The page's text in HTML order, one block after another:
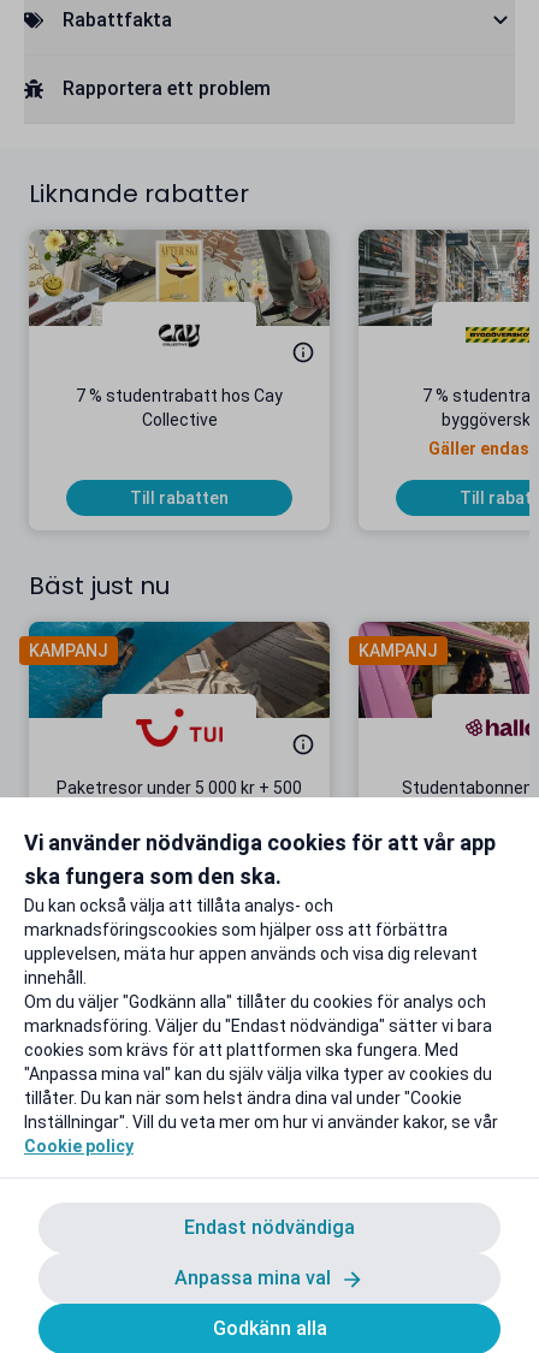
Rabattfakta
Rapportera ett problem
Liknande rabatter
7 % studentrabatt hos Cay
Collective
Till rabatten
7 %
Gäller
Till
Bäst just nu
KAMPANJ
Paketresor under 5 000 kr + 500
Gäller även på redan prissänkta
Till rabatten
KAMPANJ
+ 20 GB
Vi använder nödvändiga cookies för att vår app
ska fungera som den ska.
Du kan också välja att tillåta analys- och
marknadsföringscookies som hjälper oss att förbättra
upplevelsen, mäta hur appen används och visa dig relevant
innehåll.
Om du väljer "Godkänn alla" tillåter du cookies för analys och
marknadsföring. Väljer du "Endast nödvändiga" sätter vi bara
cookies som krävs för att plattformen ska fungera. Med
"Anpassa mina val" kan du själv välja vilka typer av cookies du
tillåter. Du kan när som helst ändra dina val under "Cookie
Inställningar". Vill du veta mer om hur vi använder kakor, se vår
Cookie policy
Endast nödvändiga
Anpassa mina val
Godkänn alla